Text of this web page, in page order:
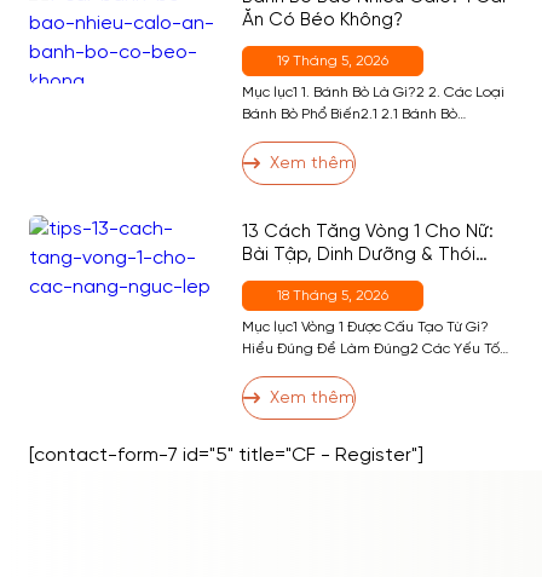
Ăn Có Béo Không?
19 Tháng 5, 2026
Mục lục1 1. Bánh Bò Là Gì?2 2. Các Loại
Bánh Bò Phổ Biến2.1 2.1 Bánh Bò
Bò Sữa Nướng2.4 2.4 Bánh Bò Dừa3 3.
Ăn Bánh Bò Có Tốt Không?4 4. Bánh Bò
Theo Khẩu Phần5 5. Ăn Bánh Bò […]
Xem thêm
13 Cách Tăng Vòng 1 Cho Nữ:
Bài Tập, Dinh Dưỡng & Thói
Quen Hiệu Quả Nhất
18 Tháng 5, 2026
Mục lục1 Vòng 1 Được Cấu Tạo Từ Gì?
Hiểu Đúng Để Làm Đúng2 Các Yếu Tố
Cách Tăng Vòng 1 Hiệu Quả3.1 Nhóm 1:
Bài Tập Phát Triển Cơ Ngực3.2 Nhóm 2:
Nhóm 3: Thói Quen và Kỹ Thuật […]
Xem thêm
[contact-form-7 id="5" title="CF - Register"]